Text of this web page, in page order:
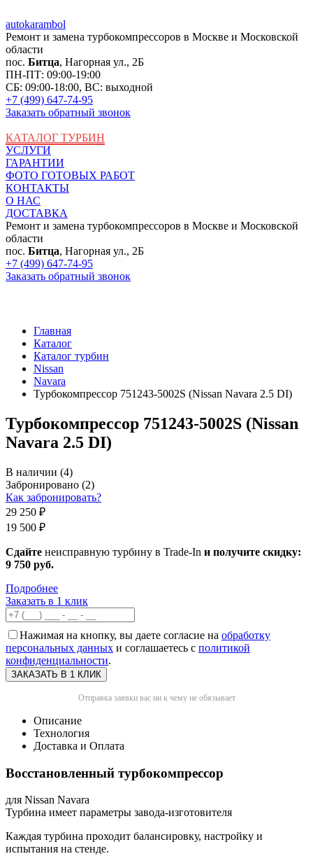
autokarambol
Ремонт и замена турбокомпрессоров в Москве и Московской
области
пос. Битца, Нагорная ул., 2Б
ПН-ПТ: 09:00-19:00
СБ: 09:00-18:00, ВС: выходной
+7 (499) 647-74-95
Заказать обратный звонок
КАТАЛОГ ТУРБИН
УСЛУГИ
ГАРАНТИИ
ФОТО ГОТОВЫХ РАБОТ
КОНТАКТЫ
О НАС
ДОСТАВКА
Ремонт и замена турбокомпрессоров в Москве и Московской
области
пос. Битца, Нагорная ул., 2Б
+7 (499) 647-74-95
Заказать обратный звонок
Главная
Каталог
Каталог турбин
Nissan
Navara
Турбокомпрессор 751243-5002S (Nissan Navara 2.5 DI)
Турбокомпрессор 751243-5002S (Nissan
Navara 2.5 DI)
В наличии (4)
Забронировано (2)
Как забронировать?
29 250 ₽
19 500 ₽
Сдайте неисправную турбину в Trade-In и получите скидку:
9 750 руб.
Подробнее
Заказать в 1 клик
Нажимая на кнопку, вы даете согласие на обработку
персональных данных и соглашаетесь с политикой
конфиденциальности.
Отправка заявки вас ни к чему не обязывает
Описание
Технология
Доставка и Оплата
Восстановленный турбокомпрессор
для Nissan Navara
Турбина имеет параметры завода-изготовителя
Каждая турбина проходит балансировку, настройку и
испытания на стенде.